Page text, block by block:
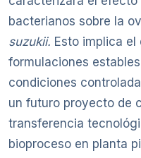
bacterianos sobre la
suzukii. Esto implica el
formulaciones
condiciones
un futuro proyecto de
transferencia
bioproceso en planta